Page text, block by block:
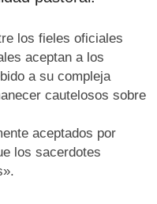
los fieles oficiales
aceptan a los
a su compleja
cautelosos sobre
aceptados por
los sacerdotes